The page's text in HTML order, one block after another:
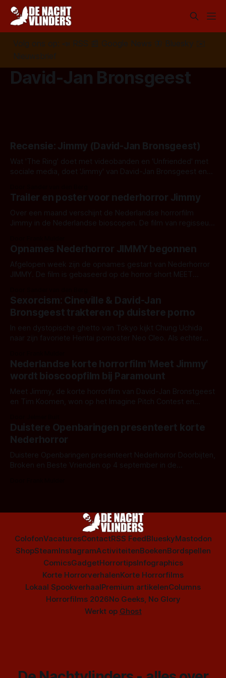
Volg ons op: 📣 RSS 📰 Google News 🦋 Bluesky
✉️
Nieuwsbrief
David-Jan Bronsgeest
Recensie: Jimmy (David-Jan Bronsgeest)
Wat 'The Ring' doet met videobanden en 'Unfriended' met
sociale media, doet 'Jimmy' van David-Jan Bronsgeest en
Trailer en poster voor nederhorror Jimmy
Over een maand verschijnt de Nederlandse horrorfilm
Jimmy in de Nederlandse bioscopen. De film van regisseur
gebaseerd op hun eerdere korte film Meet Jimmy. De trailer
ziet er goed uit: Wanneer een vriendin van Dilara wordt
vermoord, keert ze terug naar haar
Opnames Nederhorror JIMMY begonnen
Afgelopen week zijn de opnames gestart van Nederhorror
JIMMY. De film is gebaseerd op de horror short MEET
crime-podcast luisteren. Daarin wordt het verhaal verteld
over de ter dood veroordeelde moordenaar Jim. Deze
beste man blijkt helaas nog niet klaar
Sexorcism: Cineville & David-Jan
Bronsgeest trakteren op duistere porno
In een dystopische ghetto van Tokyo kijkt Chung Uchida
naar zijn favoriete Hentai pornoster Neo Cleo. Als echter
blijkt te zijn wordt Cleo op bizarre wijze overgenomen door
de Duivel.
Nederlandse korte horrorfilm 'Meet Jimmy'
wordt bioscoopfilm bij Paramount
Meet Jimmy, de korte horrorfilm van David-Jan Bronstgeest
en Tim Koomen, won op het Imagine Pitch Contest en
toonde Paramount de rechten voor zich te winnen.
Duistere Openbaringen presenteert korte
Nederhorror
Duistere Openbaringen presenteert Nederhorror Doorbijten,
Broken en Beste Vrienden op 4 september in de
ColofonVacaturesContactRSS FeedBlueskyMastodon
ShopSteamInstagramActiviteitenBoekenBordspellen
ComicsGadgetHorrortipsInfographics
Korte HorrorverhalenKorte Horrorfilms
Lokaal SpookverhaalPremium artikelenColumns
Horrorfilms 2026No Geeks, No Glory
Werkt op Ghost